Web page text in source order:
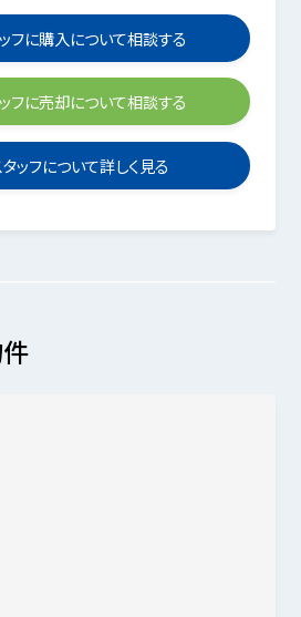
フに購入について相談する
フに売却について相談する
ッフについて詳しく見る